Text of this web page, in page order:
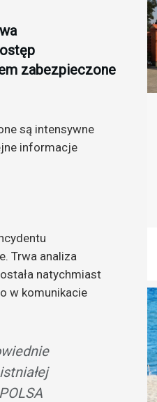
zabezpieczone
są intensywne
informacje
Trwa analiza
natychmiast
w komunikacie